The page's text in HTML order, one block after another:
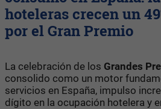
hoteleras crecen un
por el Gran Premio
La celebración de los Grandes
consolido como un motor
servicios en España, impulso
dígito en la ocupación hotelera y